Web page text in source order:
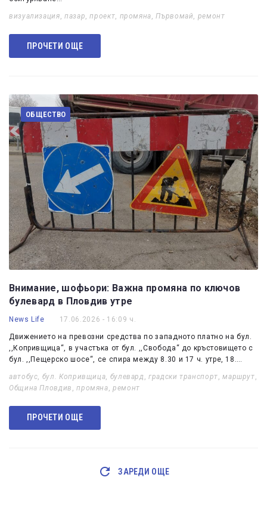
визуализация, пазар,проект, промяна,Първомай, ремонт
ПРОЧЕТИ ОЩЕ
ОБЩЕСТВО
Внимание, шофьори: Важна промяна по ключов
булевард в Пловдив утре
News Life 17.06.2026 - 16:09 ч.
Движението на превозни средства по западното платно на бул.
,,Копривщица“, в участъка от бул. ,,Свобода“ до кръстовището с
бул. ,,Пещерско шосе“, се спира между 8.30 и 17 ч. утре, 18.…
автобус бул. Копривщица булевард ,градски транспорт ,маршрут
Община Пловдив
,промяна ,ремонт
ПРОЧЕТИ ОЩЕ
ЗАРЕДИ ОЩЕ